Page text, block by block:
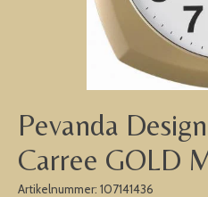
Pevanda
Carree GOLD
Artikelnummer: 107141436